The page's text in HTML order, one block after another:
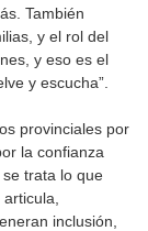
También
y el rol del
y eso es el
y escucha”.
provinciales por
la confianza
trata lo que
inclusión,